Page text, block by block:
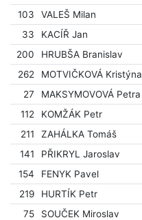
103
VALEŠ Milan
33
KACÍŘ Jan
200
HRUBŠA Branislav
262
MOTVIČKOVÁ Kristýna
27
MAKSYMOVOVÁ Petra
112
KOMŽÁK Petr
211
ZAHÁLKA Tomáš
141
PŘIKRYL Jaroslav
154
FENYK Pavel
219
HURTÍK Petr
75
SOUČEK Miroslav